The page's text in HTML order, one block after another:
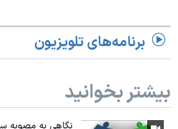
برنامه‌های تلویزیون
بیشتر بخوانید
نگاهی به مصوبه